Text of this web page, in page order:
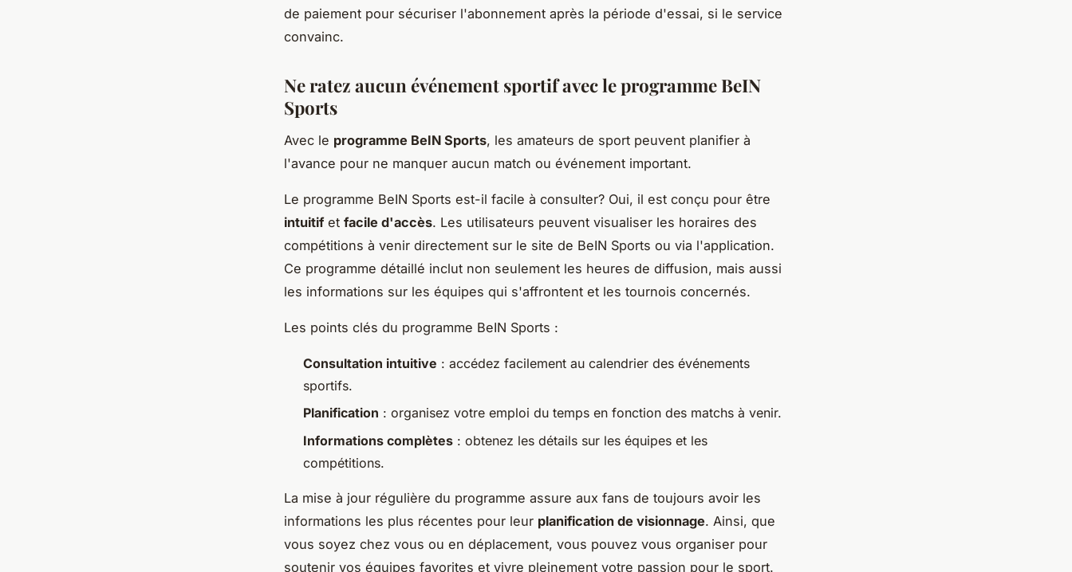
de paiement pour sécuriser l'abonnement après la période d'essai, si le service
convainc.
Ne ratez aucun événement sportif avec le programme BeIN
Sports
Avec le programme BeIN Sports, les amateurs de sport peuvent planifier à
l'avance pour ne manquer aucun match ou événement important.
Le programme BeIN Sports est-il facile à consulter? Oui, il est conçu pour être
intuitifet facile d'accès. Les utilisateurs peuvent visualiser les horaires des
compétitions à venir directement sur le site de BeIN Sports ou via l'application.
Ce programme détaillé inclut non seulement les heures de diffusion, mais aussi
les informations sur les équipes qui s'affrontent et les tournois concernés.
Les points clés du programme BeIN Sports :
Consultation intuitive : accédez facilement au calendrier des événements
sportifs.
Planification : organisez votre emploi du temps en fonction des matchs à venir.
Informations complètes : obtenez les détails sur les équipes et les
compétitions.
La mise à jour régulière du programme assure aux fans de toujours avoir les
informations les plus récentes pour leur planification de visionnage. Ainsi, que
vous soyez chez vous ou en déplacement, vous pouvez vous organiser pour
soutenir vos équipes favorites et vivre pleinement votre passion pour le sport.